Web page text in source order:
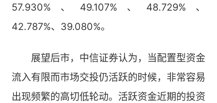
57.930%、49.107%、48.729%、
42.787%、39.080%。
展望后市，中信证券认为，当配置型资金
流入有限而市场交投仍活跃的时候，非常容易
出现频繁的高切低轮动。活跃资金近期的投资